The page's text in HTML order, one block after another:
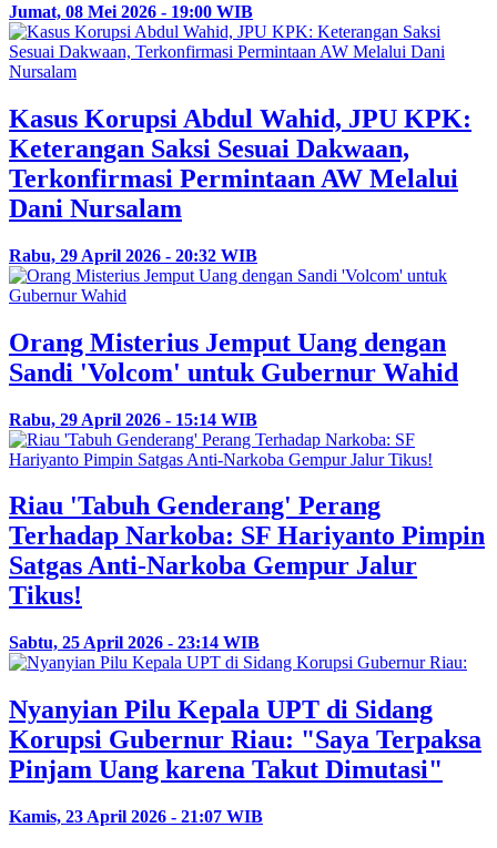
Jumat, 08 Mei 2026 - 19:00 WIB
Kasus Korupsi Abdul Wahid, JPU KPK:
Keterangan Saksi Sesuai Dakwaan,
Terkonfirmasi Permintaan AW Melalui
Dani Nursalam
Rabu, 29 April 2026 - 20:32 WIB
Orang Misterius Jemput Uang dengan
Sandi 'Volcom' untuk Gubernur Wahid
Rabu, 29 April 2026 - 15:14 WIB
Riau 'Tabuh Genderang' Perang
Terhadap Narkoba: SF Hariyanto Pimpin
Satgas Anti-Narkoba Gempur Jalur
Tikus!
Sabtu, 25 April 2026 - 23:14 WIB
Nyanyian Pilu Kepala UPT di Sidang
Korupsi Gubernur Riau: "Saya Terpaksa
Pinjam Uang karena Takut Dimutasi"
Kamis, 23 April 2026 - 21:07 WIB